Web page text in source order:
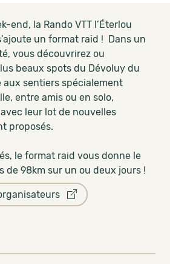
end, la Rando VTT l’Éterlou
un format raid ! Dans un
vous découvrirez ou
beaux spots du Dévoluy du
sentiers spécialement
entre amis ou en solo,
leur lot de nouvelles
proposés.
le format raid vous donne le
de 98km sur un ou deux jours !